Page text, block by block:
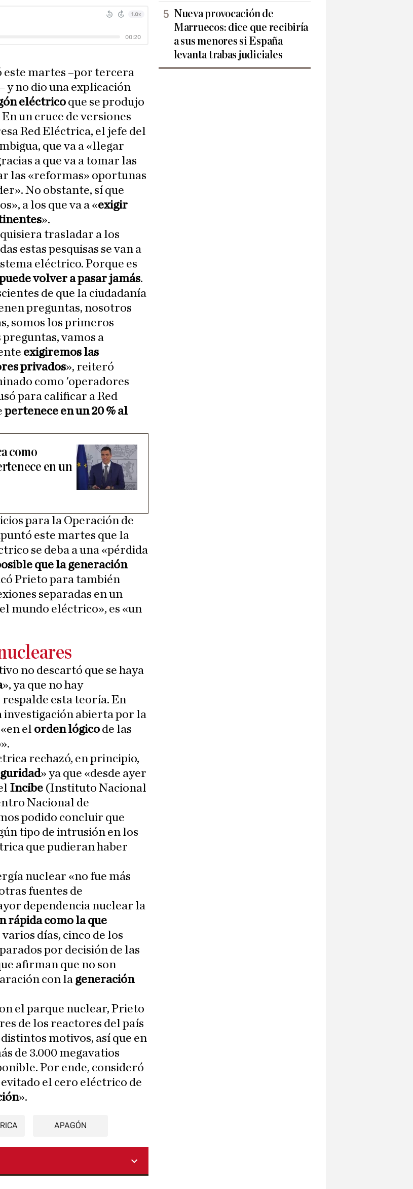
este martes –por tercera
y no dio una explicación
eléctrico que se produjo
un cruce de versiones
Red Eléctrica, el jefe del
que va a «llegar
a que va a tomar las
las «reformas» oportunas
No obstante, sí que
a los que va a «exigir
».
trasladar a los
estas pesquisas se van a
eléctrico. Porque es
volver a pasar jamás.
de que la ciudadanía
preguntas, nosotros
somos los primeros
vamos a
exigiremos las
privados», reiteró
como 'operadores
para calificar a Red
pertenece en un 20 % al
como
en un
para la Operación de
este martes que la
se deba a una «pérdida
que la generación
Prieto para también
separadas en un
mundo eléctrico», es «un
no descartó que se haya
», ya que no hay
esta teoría. En
investigación abierta por la
el orden lógico de las
rechazó, en principio,
» ya que «desde ayer
Incibe (Instituto Nacional
Nacional de
podido concluir que
tipo de intrusión en los
que pudieran haber
nuclear «no fue más
fuentes de
dependencia nuclear la
rápida como la que
varios días, cinco de los
por decisión de las
afirman que no son
con la generación
el parque nuclear, Prieto
de los reactores del país
motivos, así que en
de 3.000 megavatios
Por ende, consideró
el cero eléctrico de
».
APAGÓN
Nueva provocación de
Marruecos: dice que recibiría
a sus menores si España
levanta trabas judiciales